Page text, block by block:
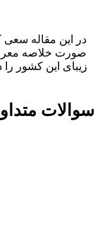
در این مقاله سعی
صورت خلاصه
زیبای این کشور را
سوالات